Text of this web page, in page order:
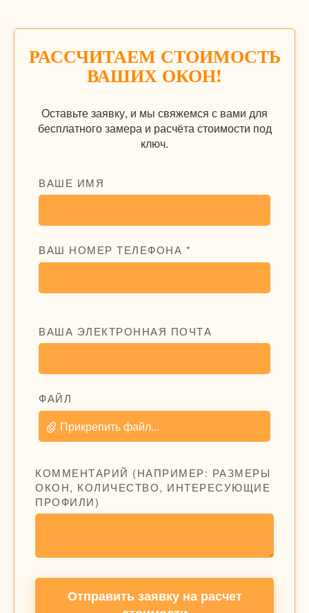
РАССЧИТАЕМ СТОИМОСТЬ
ВАШИХ ОКОН!
Оставьте заявку, и мы свяжемся с вами для
бесплатного замера и расчёта стоимости под
ключ.
ВАШЕ ИМЯ
ВАШ НОМЕР ТЕЛЕФОНА *
ВАША ЭЛЕКТРОННАЯ ПОЧТА
ФАЙЛ
Прикрепить файл...
КОММЕНТАРИЙ (НАПРИМЕР: РАЗМЕРЫ
ОКОН, КОЛИЧЕСТВО, ИНТЕРЕСУЮЩИЕ
ПРОФИЛИ)
Отправить заявку на расчет